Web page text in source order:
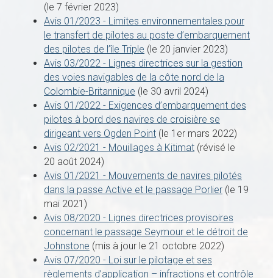
(le 7 février 2023)
Avis 01/2023 - Limites environnementales pour
le transfert de pilotes au poste d’embarquement
des pilotes de l’île Triple (le 20 janvier 2023)
Avis 03/2022 - Lignes directrices sur la gestion
des voies navigables de la côte nord de la
Colombie-Britannique (le 30 avril 2024)
Avis 01/2022 - Exigences d’embarquement des
pilotes à bord des navires de croisière se
dirigeant vers Ogden Point (le 1er mars 2022)
Avis 02/2021 - Mouillages à Kitimat (révisé le
20 août 2024)
Avis 01/2021 - Mouvements de navires pilotés
dans la passe Active et le passage Porlier (le 19
mai 2021)
Avis 08/2020 - Lignes directrices provisoires
concernant le passage Seymour et le détroit de
Johnstone (mis à jour le 21 octobre 2022)
Avis 07/2020 - Loi sur le pilotage et ses
règlements d’application – infractions et contrôle